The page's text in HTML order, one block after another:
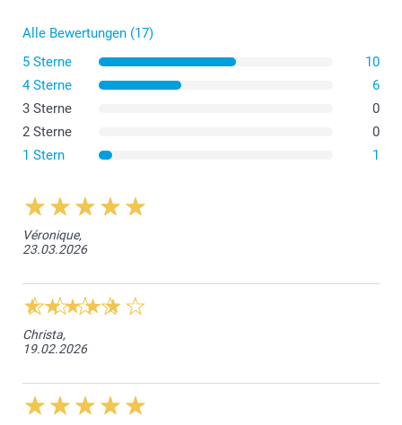
des Reisebechers
Alle Bewertungen (17)
5 Sterne
10
4 Sterne
6
3 Sterne
0
2 Sterne
0
1 Stern
1
Véronique,
23.03.2026
Christa,
19.02.2026